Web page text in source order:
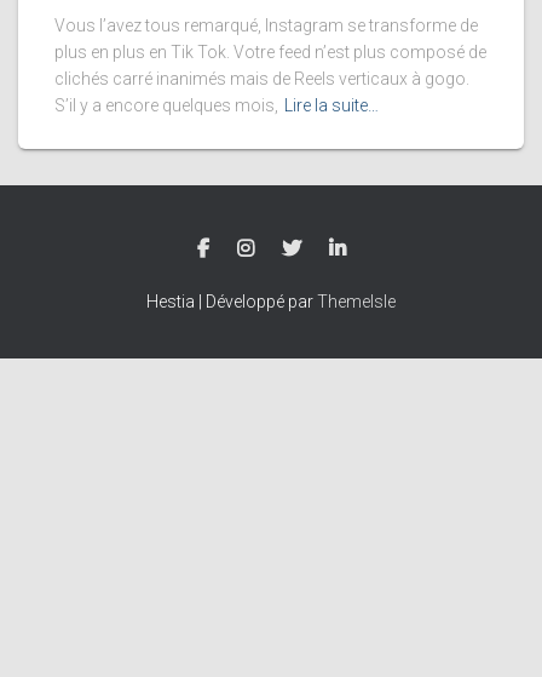
Vous l’avez tous remarqué, Instagram se transforme de
plus en plus en Tik Tok. Votre feed n’est plus composé de
clichés carré inanimés mais de Reels verticaux à gogo.
S’il y a encore quelques mois,
Lire la suite…
Hestia | Développé parThemeIsle